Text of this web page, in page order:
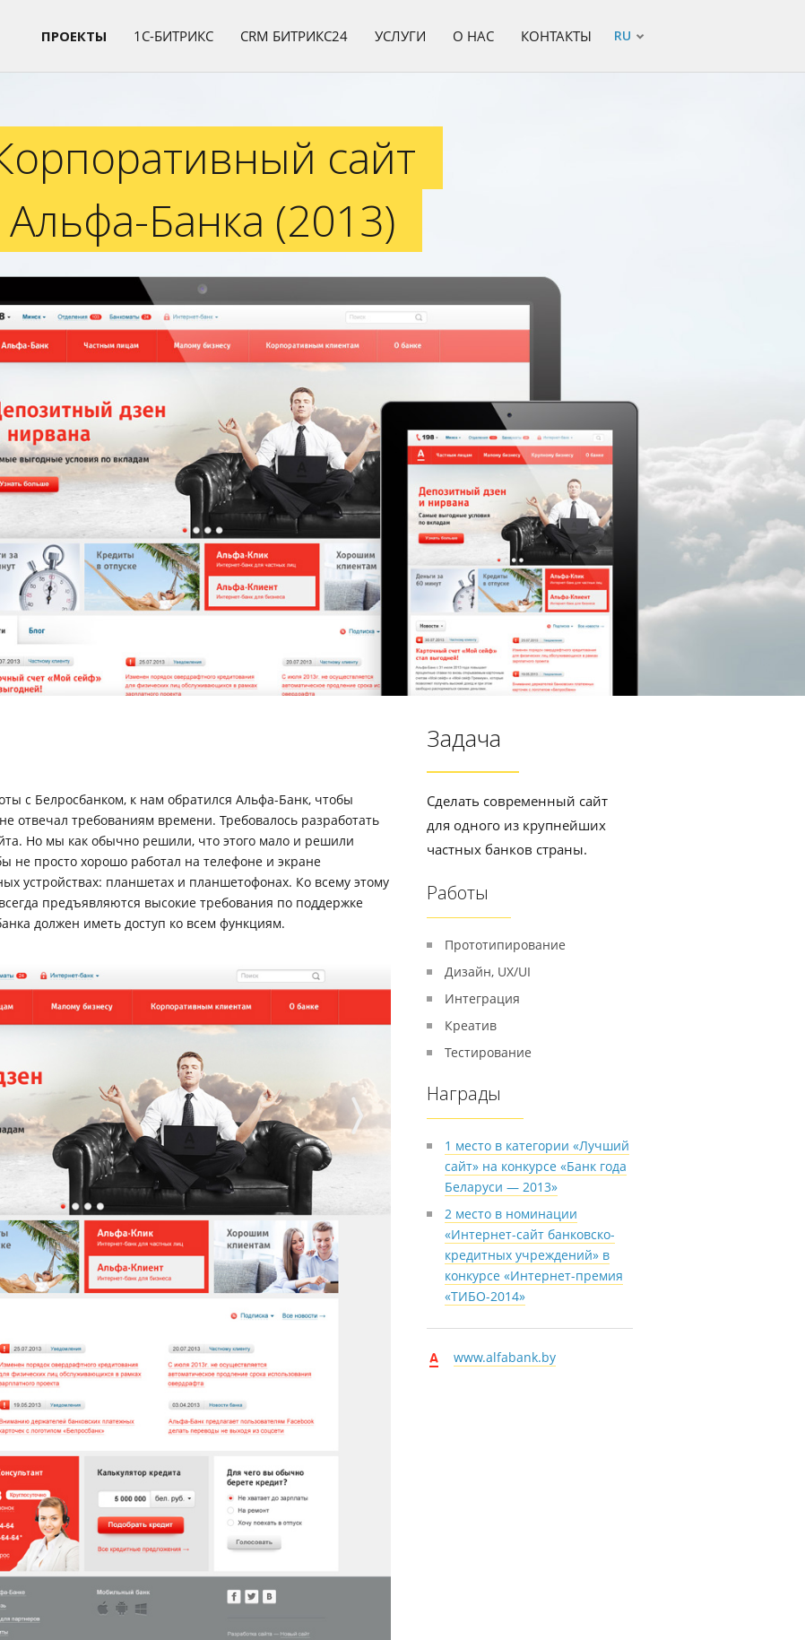
ПРОЕКТЫ 1C-БИТРИКС CRM БИТРИКС24 УСЛУГИ О НАС КОНТАКТЫ RU
сайт Альфа-Банка (2013)
сайт
Альфа-Банка (2013)
Задача
Сделать современный сайт
для одного из крупнейших
частных банков страны.
Работы
Прототипирование
Дизайн, UX/UI
Интеграция
Креатив
Тестирование
Награды
1 место в категории «Лучший
сайт» на конкурсе «Банк года
Беларуси — 2013»
2 место в номинации
«Интернет-сайт банковско-
кредитных учреждений» в
конкурсе «Интернет-премия
«ТИБО-2014»
www.alfabank.by
с Белросбанком, к нам обратился Альфа-Банк, чтобы
отвечал требованиям времени. Требовалось разработать
Но мы как обычно решили, что этого мало и решили
не просто хорошо работал на телефоне и экране
устройствах: планшетах и планшетофонах. Ко всему этому
предъявляются высокие требования по поддержке
должен иметь доступ ко всем функциям.